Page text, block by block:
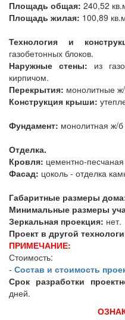
Площадь общая: 240,52
Площадь жилая: 100,89
Технология и
газобетонных блоков.
Наружные стены: из
кирпичом.
Перекрытия: монолитные
Конструкция крыши:
Фундамент: монолитная ж/б
Отделка.
Кровля: цементно-
Фасад: цоколь - отделка
Габаритные размеры
Минимальные размеры
Зеркальная проекция: нет.
Проект в другой
ПРИМЕЧАНИЕ:
Стоимость:
- Состав и стоимость
Срок разработки
дней.